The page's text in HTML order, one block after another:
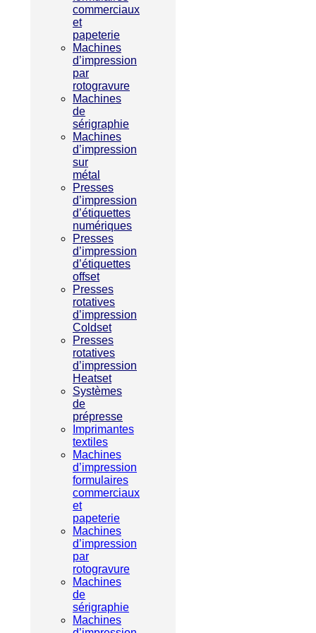
commerciaux
et
papeterie
Machines
d’impression
par
rotogravure
Machines
de
sérigraphie
Machines
d’impression
sur
métal
Presses
d’impression
d’étiquettes
numériques
Presses
d’impression
d’étiquettes
offset
Presses
rotatives
d’impression
Coldset
Presses
rotatives
d’impression
Heatset
Systèmes
de
prépresse
Imprimantes
textiles
Machines
d’impression
formulaires
commerciaux
et
papeterie
Machines
d’impression
par
rotogravure
Machines
de
sérigraphie
Machines